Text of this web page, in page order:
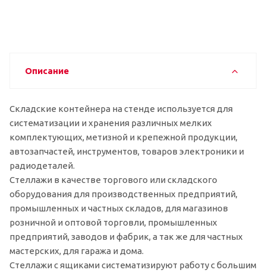
Описание
Складские контейнера на стенде используется для
систематизации и хранения различных мелких
комплектующих, метизной и крепежной продукции,
автозапчастей, инструментов, товаров электроники и
радиодеталей.
Стеллажи в качестве торгового или складского
оборудования для производственных предприятий,
промышленных и частных складов, для магазинов
розничной и оптовой торговли, промышленных
предприятий, заводов и фабрик, а так же для частных
мастерских, для гаража и дома.
Стеллажи с ящиками систематизируют работу с большим